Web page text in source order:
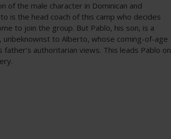
of the male character in Dominican and
is the head coach of this camp who decides
to join the group. But Pablo, his son, is a
unbeknownst to Alberto, whose coming-of-age
father’s authoritarian views. This leads Pablo on